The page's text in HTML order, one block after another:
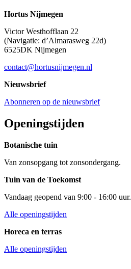
Hortus Nijmegen
Victor Westhofflaan 22
(Navigatie: d’Almarasweg 22d)
6525DK Nijmegen
contact@hortusnijmegen.nl
Nieuwsbrief
Abonneren op de nieuwsbrief
Openingstijden
Botanische tuin
Van zonsopgang tot zonsondergang.
Tuin van de Toekomst
Vandaag geopend van 9:00 - 16:00 uur.
Alle openingstijden
Horeca en terras
Alle openingstijden